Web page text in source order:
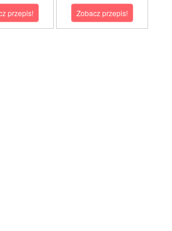
przepis! Zobacz przepis!